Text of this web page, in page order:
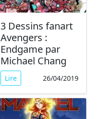
3 Dessins fanart
Avengers :
Endgame par
Michael Chang
Lire 26/04/2019